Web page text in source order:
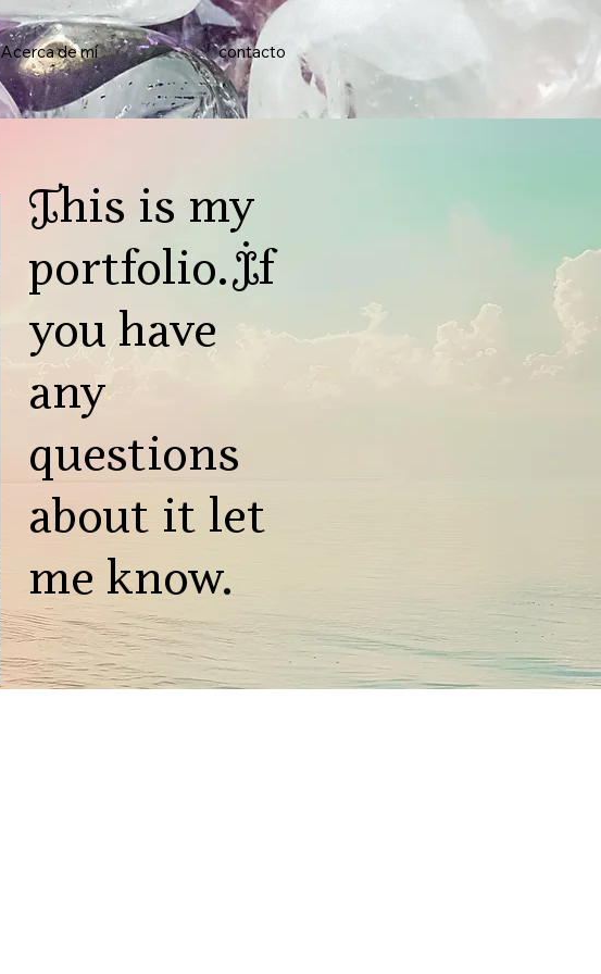
Acerca de mí contacto
This is my
portfolio. If
you have
any
questions
about it let
me know.